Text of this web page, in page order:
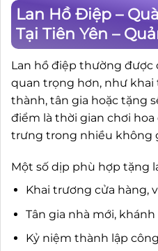
Lan Hồ Điệp –
Tại Tiên Yên –
Lan hồ điệp thường
quan trọng hơn, như
thành, tân gia hoặc tặng
điểm là thời gian chơi hoa
trưng trong nhiều không
Một số dịp phù hợp tặng
Khai trương cửa hàng,
Tân gia nhà mới,
Kỷ niệm thành lập